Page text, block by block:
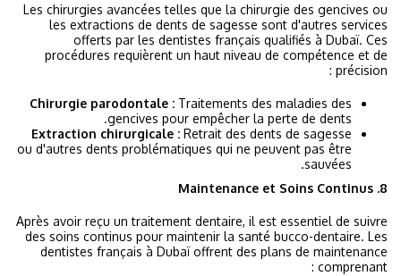
Les chirurgies avancées telles que la chirurgie des gencives ou
les extractions de dents de sagesse sont d'autres services
offerts par les dentistes français qualifiés à Dubaï. Ces
procédures requièrent un haut niveau de compétence et de
précision :
Chirurgie parodontale : Traitements des maladies des
gencives pour empêcher la perte de dents.
Extraction chirurgicale : Retrait des dents de sagesse
ou d'autres dents problématiques qui ne peuvent pas être
sauvées.
8. Maintenance et Soins Continus
Après avoir reçu un traitement dentaire, il est essentiel de suivre
des soins continus pour maintenir la santé bucco-dentaire. Les
dentistes français à Dubaï offrent des plans de maintenance
comprenant :